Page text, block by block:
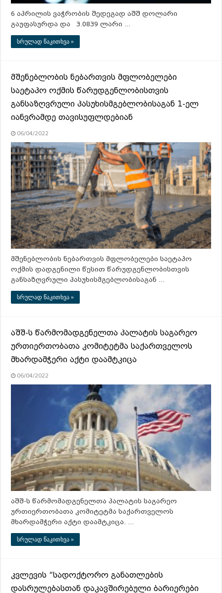
6 აპრილის ვაჭრობის შედეგად აშშ დოლარი
გაუფასურდა და 3.0839 ლარი …
სრულად წაკითხვა »
მშენებლობის ნებართვის მფლობელები
საეტაპო ოქმის წარუდგენლობისთვის
განსაზღვრული პასუხისმგებლობისაგან 1-ელ
იანვრამდე თავისუფლდებიან
06/04/2022
მშენებლობის ნებართვის მფლობელები საეტაპო
ოქმის დადგენილი წესით წარუდგენლობისთვის
განსაზღვრული პასუხისმგებლობისაგან …
სრულად წაკითხვა »
აშშ-ს წარმომადგენელთა პალატის საგარეო
ურთიერთობათა კომიტეტმა საქართველოს
მხარდამჭერი აქტი დაამტკიცა
06/04/2022
აშშ-ს წარმომადგენელთა პალატის საგარეო
ურთიერთობათა კომიტეტმა საქართველოს
მხარდამჭერი აქტი დაამტკიცა. …
სრულად წაკითხვა »
კვლევის “სადოქტორო განათლების
დასრულებასთან დაკავშირებული ბარიერები